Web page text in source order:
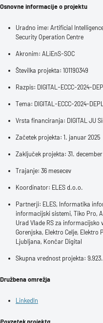
Osnovne informacije o projektu
Uradno ime: Artificial
Security Operation Centre
Akronim: ALiEnS-SOC
Številka projekta: 101190349
Razpis: DIGITAL-ECCC-2024-
Tema: DIGITAL-ECCC-2024-
Vrsta financiranja: DIGITAL JU
Začetek projekta: 1. januar 2025
Zaključek projekta: 31.
Trajanje: 36 mesecev
Koordinator: ELES d.o.o.
Partnerji: ELES, Informatika
informacijski sistemi, Tiko Pro,
Urad Vlade RS za informacijsko
Gorenjska, Elektro Celje,
Ljubljana, Končar Digital
Skupna vrednost projekta:
Družbena omrežja
LinkedIn
Povzetek projekta